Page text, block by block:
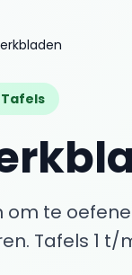
Tafels
te
Tafels 1 t/